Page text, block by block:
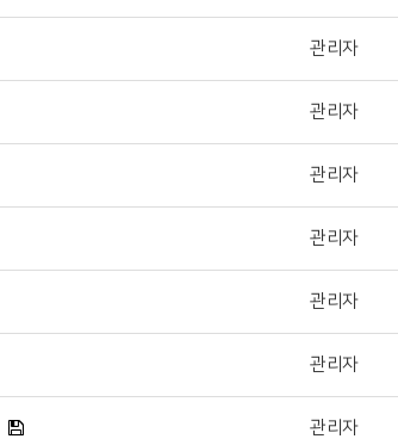
관리자
관리자
관리자
관리자
관리자
관리자
관리자